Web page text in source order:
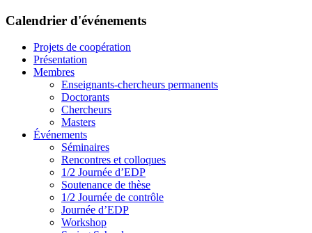
Calendrier d'événements
Projets de coopération
Présentation
Membres
Enseignants-chercheurs permanents
Doctorants
Chercheurs
Masters
Événements
Séminaires
Rencontres et colloques
1/2 Journée d’EDP
Soutenance de thèse
1/2 Journée de contrôle
Journée d’EDP
Workshop